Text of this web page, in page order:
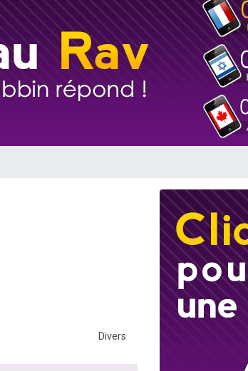
: Le Chabbath et le Birkat Hamazone à travers le temps
Divers